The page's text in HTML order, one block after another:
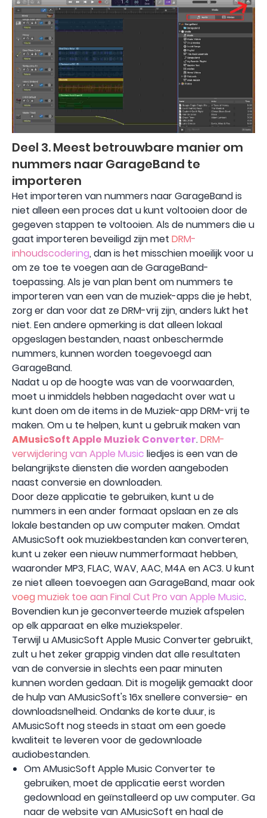
Deel 3. Meest betrouwbare manier om
nummers naar GarageBand te
importeren
Het importeren van nummers naar GarageBand is
niet alleen een proces dat u kunt voltooien door de
gegeven stappen te voltooien. Als de nummers die u
gaat importeren beveiligd zijn met DRM-
inhoudscodering, dan is het misschien moeilijk voor u
om ze toe te voegen aan de GarageBand-
toepassing. Als je van plan bent om nummers te
importeren van een van de muziek-apps die je hebt,
zorg er dan voor dat ze DRM-vrij zijn, anders lukt het
niet. Een andere opmerking is dat alleen lokaal
opgeslagen bestanden, naast onbeschermde
nummers, kunnen worden toegevoegd aan
GarageBand.
Nadat u op de hoogte was van de voorwaarden,
moet u inmiddels hebben nagedacht over wat u
kunt doen om de items in de Muziek-app DRM-vrij te
maken. Om u te helpen, kunt u gebruik maken van
AMusicSoft Apple Muziek Converter.DRM-
verwijdering van Apple Music liedjes is een van de
belangrijkste diensten die worden aangeboden
naast conversie en downloaden.
Door deze applicatie te gebruiken, kunt u de
nummers in een ander formaat opslaan en ze als
lokale bestanden op uw computer maken. Omdat
AMusicSoft ook muziekbestanden kan converteren,
kunt u zeker een nieuw nummerformaat hebben,
waaronder MP3, FLAC, WAV, AAC, M4A en AC3. U kunt
ze niet alleen toevoegen aan GarageBand, maar ook
voeg muziek toe aan Final Cut Pro van Apple Music.
Bovendien kun je geconverteerde muziek afspelen
op elk apparaat en elke muziekspeler.
Terwijl u AMusicSoft Apple Music Converter gebruikt,
zult u het zeker grappig vinden dat alle resultaten
van de conversie in slechts een paar minuten
kunnen worden gedaan. Dit is mogelijk gemaakt door
de hulp van AMusicSoft's 16x snellere conversie- en
downloadsnelheid. Ondanks de korte duur, is
AMusicSoft nog steeds in staat om een ​​goede
kwaliteit te leveren voor de gedownloade
audiobestanden.
Om AMusicSoft Apple Music Converter te
gebruiken, moet de applicatie eerst worden
gedownload en geïnstalleerd op uw computer. Ga
naar de website van AMusicSoft en haal de